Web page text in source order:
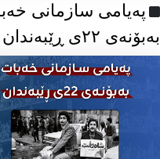
پەیامی سازمانی
بەبۆنەی ۲۲ی ڕێبەندان